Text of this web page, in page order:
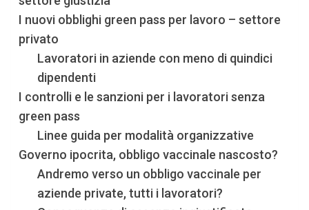
I nuovi obblighi green pass per lavoro – settore
privato
Lavoratori in aziende con meno di quindici
dipendenti
I controlli e le sanzioni per i lavoratori senza
green pass
Linee guida per modalità organizzative
Governo ipocrita, obbligo vaccinale nascosto?
Andremo verso un obbligo vaccinale per
aziende private, tutti i lavoratori?